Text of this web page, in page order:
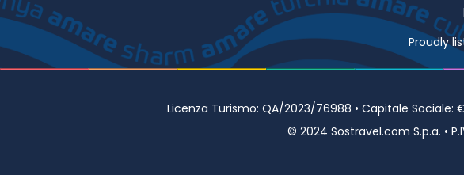
Proudly
Licenza Turismo: QA/2023/76988 • Capitale Sociale: €
© 2024 Sostravel.com S.p.a. •